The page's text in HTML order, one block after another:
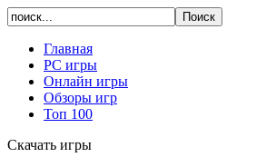
Главная
PC игры
Онлайн игры
Обзоры игр
Топ 100
Скачать игры